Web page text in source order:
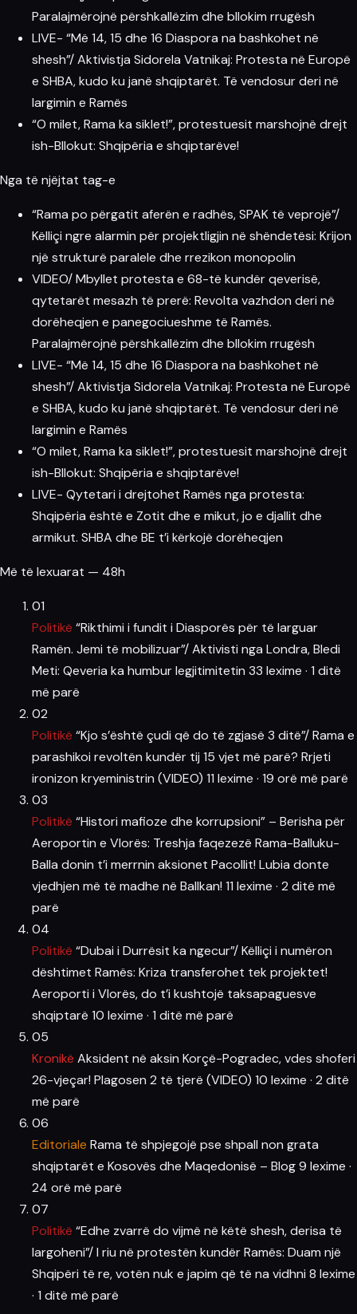
Paralajmërojnë përshkallëzim dhe bllokim rrugësh
LIVE- “Më 14, 15 dhe 16 Diaspora na bashkohet në
shesh”/ Aktivistja Sidorela Vatnikaj: Protesta në Europë
e SHBA, kudo ku janë shqiptarët. Të vendosur deri në
largimin e Ramës
“O milet, Rama ka siklet!”, protestuesit marshojnë drejt
ish-Bllokut: Shqipëria e shqiptarëve!
Nga të njëjtat tag-e
“Rama po përgatit aferën e radhës, SPAK të veprojë”/
Këlliçi ngre alarmin për projektligjin në shëndetësi: Krijon
një strukturë paralele dhe rrezikon monopolin
VIDEO/ Mbyllet protesta e 68-të kundër qeverisë,
qytetarët mesazh të prerë: Revolta vazhdon deri në
dorëheqjen e panegociueshme të Ramës.
Paralajmërojnë përshkallëzim dhe bllokim rrugësh
LIVE- “Më 14, 15 dhe 16 Diaspora na bashkohet në
shesh”/ Aktivistja Sidorela Vatnikaj: Protesta në Europë
e SHBA, kudo ku janë shqiptarët. Të vendosur deri në
largimin e Ramës
“O milet, Rama ka siklet!”, protestuesit marshojnë drejt
ish-Bllokut: Shqipëria e shqiptarëve!
LIVE- Qytetari i drejtohet Ramës nga protesta:
Shqipëria është e Zotit dhe e mikut, jo e djallit dhe
armikut. SHBA dhe BE t’i kërkojë dorëheqjen
Më të lexuarat — 48h
01
Politikë “Rikthimi i fundit i Diasporës për të larguar
Ramën. Jemi të mobilizuar”/ Aktivisti nga Londra, Bledi
Meti: Qeveria ka humbur legjitimitetin 33 lexime · 1 ditë
më parë
02
Politikë “Kjo s’është çudi që do të zgjasë 3 ditë”/ Rama e
parashikoi revoltën kundër tij 15 vjet më parë? Rrjeti
ironizon kryeministrin (VIDEO) 11 lexime · 19 orë më parë
03
Politikë “Histori mafioze dhe korrupsioni” – Berisha për
Aeroportin e Vlorës: Treshja faqezezë Rama-Balluku-
Balla donin t’i merrnin aksionet Pacollit! Lubia donte
vjedhjen më të madhe në Ballkan! 11 lexime · 2 ditë më
parë
04
Politikë “Dubai i Durrësit ka ngecur”/ Këlliçi i numëron
dështimet Ramës: Kriza transferohet tek projektet!
Aeroporti i Vlorës, do t’i kushtojë taksapaguesve
shqiptarë 10 lexime · 1 ditë më parë
05
Kronikë Aksident në aksin Korçë-Pogradec, vdes shoferi
26-vjeçar! Plagosen 2 të tjerë (VIDEO) 10 lexime · 2 ditë
më parë
06
Editoriale Rama të shpjegojë pse shpall non grata
shqiptarët e Kosovës dhe Maqedonisë – Blog9 lexime ·
24 orë më parë
07
Politikë “Edhe zvarrë do vijmë në këtë shesh, derisa të
largoheni”/ I riu në protestën kundër Ramës: Duam një
Shqipëri të re, votën nuk e japim që të na vidhni 8 lexime
· 1 ditë më parë